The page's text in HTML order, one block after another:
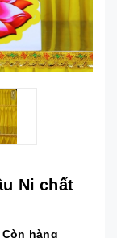
Ni chất
Còn hàng